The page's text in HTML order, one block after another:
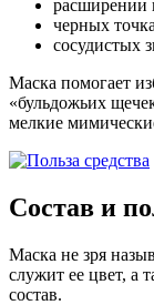
расширении
черных
сосудистых
Маска помогает
«бульдожьих
мелкие
Состав и
Маска не зря
служит ее цвет, а
состав.